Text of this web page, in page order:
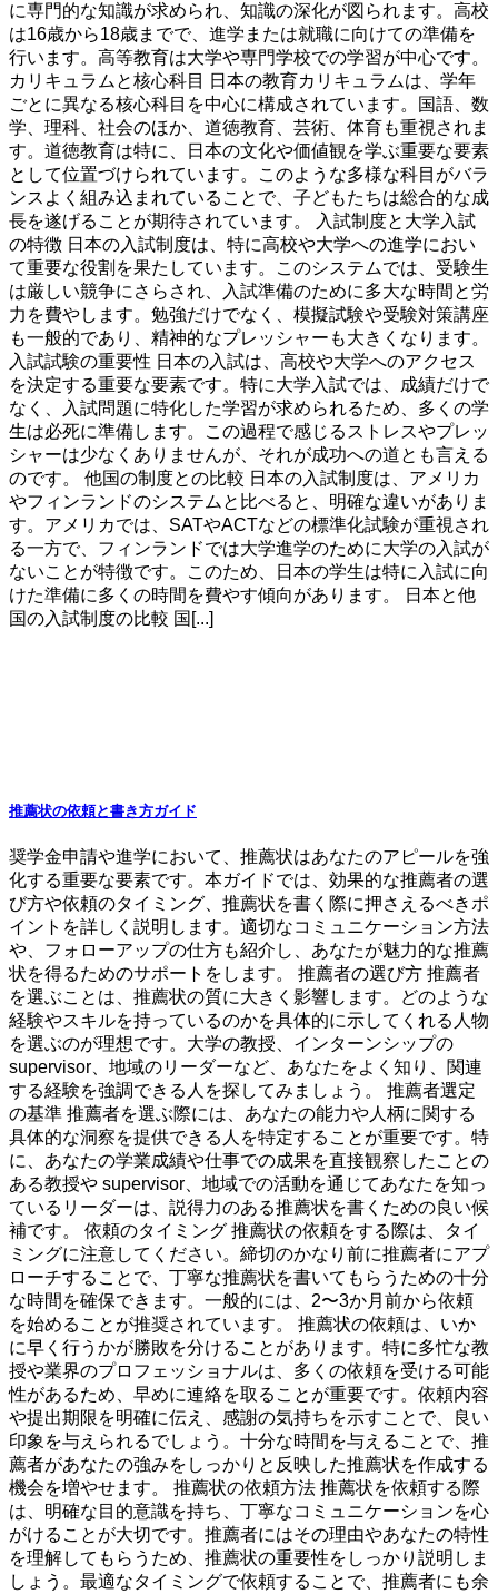
に専門的な知識が求められ、知識の深化が図られます。高校
は16歳から18歳までで、進学または就職に向けての準備を
行います。高等教育は大学や専門学校での学習が中心です。
カリキュラムと核心科目 日本の教育カリキュラムは、学年
ごとに異なる核心科目を中心に構成されています。国語、数
学、理科、社会のほか、道徳教育、芸術、体育も重視されま
す。道徳教育は特に、日本の文化や価値観を学ぶ重要な要素
として位置づけられています。このような多様な科目がバラ
ンスよく組み込まれていることで、子どもたちは総合的な成
長を遂げることが期待されています。 入試制度と大学入試
の特徴 日本の入試制度は、特に高校や大学への進学におい
て重要な役割を果たしています。このシステムでは、受験生
は厳しい競争にさらされ、入試準備のために多大な時間と労
力を費やします。勉強だけでなく、模擬試験や受験対策講座
も一般的であり、精神的なプレッシャーも大きくなります。
入試試験の重要性 日本の入試は、高校や大学へのアクセス
を決定する重要な要素です。特に大学入試では、成績だけで
なく、入試問題に特化した学習が求められるため、多くの学
生は必死に準備します。この過程で感じるストレスやプレッ
シャーは少なくありませんが、それが成功への道とも言える
のです。 他国の制度との比較 日本の入試制度は、アメリカ
やフィンランドのシステムと比べると、明確な違いがありま
す。アメリカでは、SATやACTなどの標準化試験が重視され
る一方で、フィンランドでは大学進学のために大学の入試が
ないことが特徴です。このため、日本の学生は特に入試に向
けた準備に多くの時間を費やす傾向があります。 日本と他
国の入試制度の比較 国[...]
推薦状の依頼と書き方ガイド
奨学金申請や進学において、推薦状はあなたのアピールを強
化する重要な要素です。本ガイドでは、効果的な推薦者の選
び方や依頼のタイミング、推薦状を書く際に押さえるべきポ
イントを詳しく説明します。適切なコミュニケーション方法
や、フォローアップの仕方も紹介し、あなたが魅力的な推薦
状を得るためのサポートをします。 推薦者の選び方 推薦者
を選ぶことは、推薦状の質に大きく影響します。どのような
経験やスキルを持っているのかを具体的に示してくれる人物
を選ぶのが理想です。大学の教授、インターンシップの
supervisor、地域のリーダーなど、あなたをよく知り、関連
する経験を強調できる人を探してみましょう。 推薦者選定
の基準 推薦者を選ぶ際には、あなたの能力や人柄に関する
具体的な洞察を提供できる人を特定することが重要です。特
に、あなたの学業成績や仕事での成果を直接観察したことの
ある教授や supervisor、地域での活動を通じてあなたを知っ
ているリーダーは、説得力のある推薦状を書くための良い候
補です。 依頼のタイミング 推薦状の依頼をする際は、タイ
ミングに注意してください。締切のかなり前に推薦者にアプ
ローチすることで、丁寧な推薦状を書いてもらうための十分
な時間を確保できます。一般的には、2〜3か月前から依頼
を始めることが推奨されています。 推薦状の依頼は、いか
に早く行うかが勝敗を分けることがあります。特に多忙な教
授や業界のプロフェッショナルは、多くの依頼を受ける可能
性があるため、早めに連絡を取ることが重要です。依頼内容
や提出期限を明確に伝え、感謝の気持ちを示すことで、良い
印象を与えられるでしょう。十分な時間を与えることで、推
薦者があなたの強みをしっかりと反映した推薦状を作成する
機会を増やせます。 推薦状の依頼方法 推薦状を依頼する際
は、明確な目的意識を持ち、丁寧なコミュニケーションを心
がけることが大切です。推薦者にはその理由やあなたの特性
を理解してもらうため、推薦状の重要性をしっかり説明しま
しょう。最適なタイミングで依頼することで、推薦者にも余